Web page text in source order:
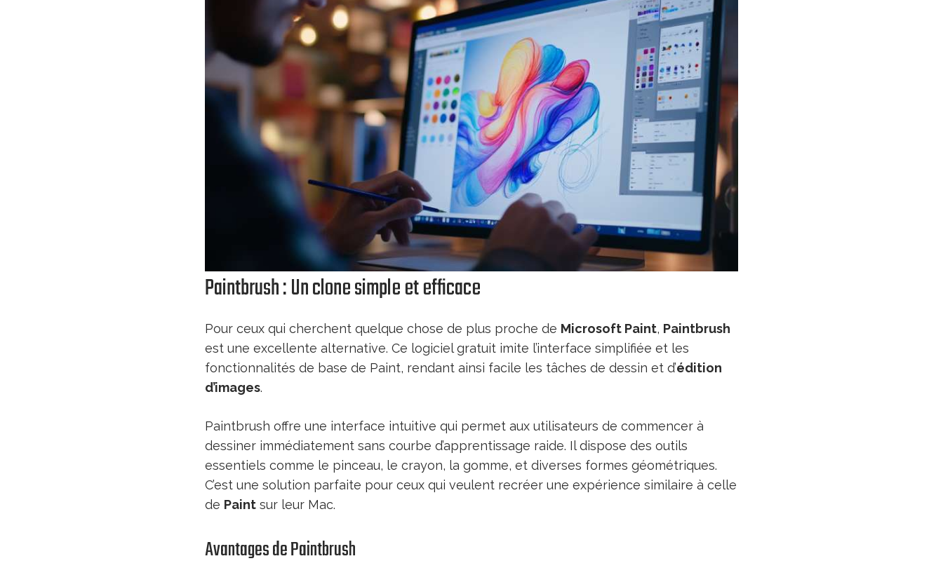
Paintbrush : Un clone simple et efficace
Pour ceux qui cherchent quelque chose de plus proche de Microsoft Paint, Paintbrush
est une excellente alternative. Ce logiciel gratuit imite l’interface simplifiée et les
fonctionnalités de base de Paint, rendant ainsi facile les tâches de dessin et d’édition
d’images.
Paintbrush offre une interface intuitive qui permet aux utilisateurs de commencer à
dessiner immédiatement sans courbe d’apprentissage raide. Il dispose des outils
essentiels comme le pinceau, le crayon, la gomme, et diverses formes géométriques.
C’est une solution parfaite pour ceux qui veulent recréer une expérience similaire à celle
de Paint sur leur Mac.
Avantages de Paintbrush